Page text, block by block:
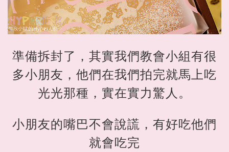
準備拆封了，其實我們教會小組有很
多小朋友，他們在我們拍完就馬上吃
光光那種，實在實力驚人。
小朋友的嘴巴不會說謊，有好吃他們
就會吃完